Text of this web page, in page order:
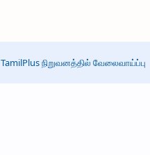
TamilPlus நிறுவனத்தில் வேலைவாய்ப்பு